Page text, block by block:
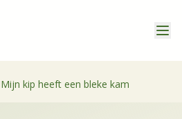
Mijn kip heeft een bleke kam